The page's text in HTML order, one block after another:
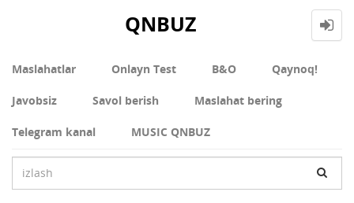
QNBUZ
Maslahatlar Onlayn Test В&О Qaynoq!
Javobsiz Savol berish Maslahat bering
Telegram kanal MUSIC QNBUZ